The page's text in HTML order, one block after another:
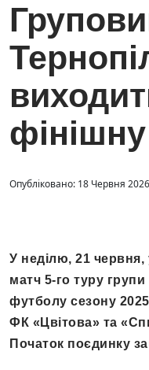
Опубліковано: 18 Червня
У неділю, 21 червня,
матч 5-го туру
футболу сезону
ФК «Цвітова» та
Початок поєдинку